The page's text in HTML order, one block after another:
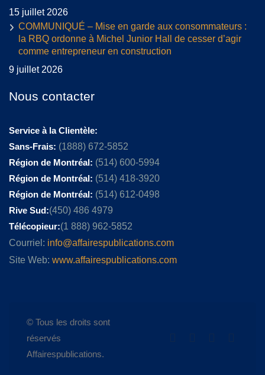
15 juillet 2026
COMMUNIQUÉ – Mise en garde aux consommateurs :
la RBQ ordonne à Michel Junior Hall de cesser d’agir
comme entrepreneur en construction
9 juillet 2026
Nous contacter
Service à la Clientèle:
Sans-Frais: (1888) 672-5852
Région de Montréal: (514) 600-5994
Région de Montréal: (514) 418-3920
Région de Montréal: (514) 612-0498
Rive Sud:(450) 486 4979
Télécopieur:(1 888) 962-5852
Courriel: info@affairespublications.com
Site Web: www.affairespublications.com
© Tous les droits sont
réservés
Affairespublications.